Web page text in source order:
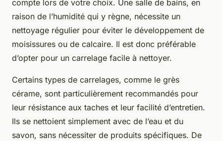
compte lors de votre choix. Une salle de bains, en
raison de l’humidité qui y règne, nécessite un
nettoyage régulier pour éviter le développement de
moisissures ou de calcaire. Il est donc préférable
d’opter pour un carrelage facile à nettoyer.
Certains types de carrelages, comme le grès
cérame, sont particulièrement recommandés pour
leur résistance aux taches et leur facilité d’entretien.
Ils se nettoient simplement avec de l’eau et du
savon, sans nécessiter de produits spécifiques. De